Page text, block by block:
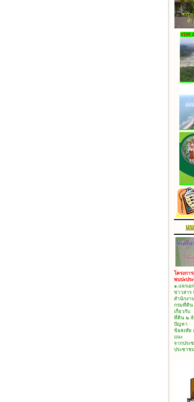
VDR
แ
โครงกา
พบปะปร
๑.แจกเ
ข่าวสาร
สำนักงา
กรมที่ดิน
เกี่ยวกับ
ที่ดิน ๒.จั
ปัญหา
ข้อสงสัย
แนะ
จากประ
ประชาช